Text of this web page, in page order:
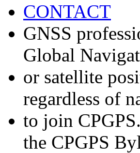
CONTACT
GNSS
Global
or satellite
regardless of
to join
the CPGPS